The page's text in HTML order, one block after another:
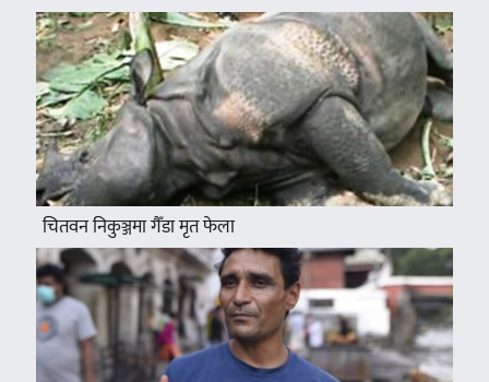
चितवन निकुञ्जमा गैँडा मृत फेला